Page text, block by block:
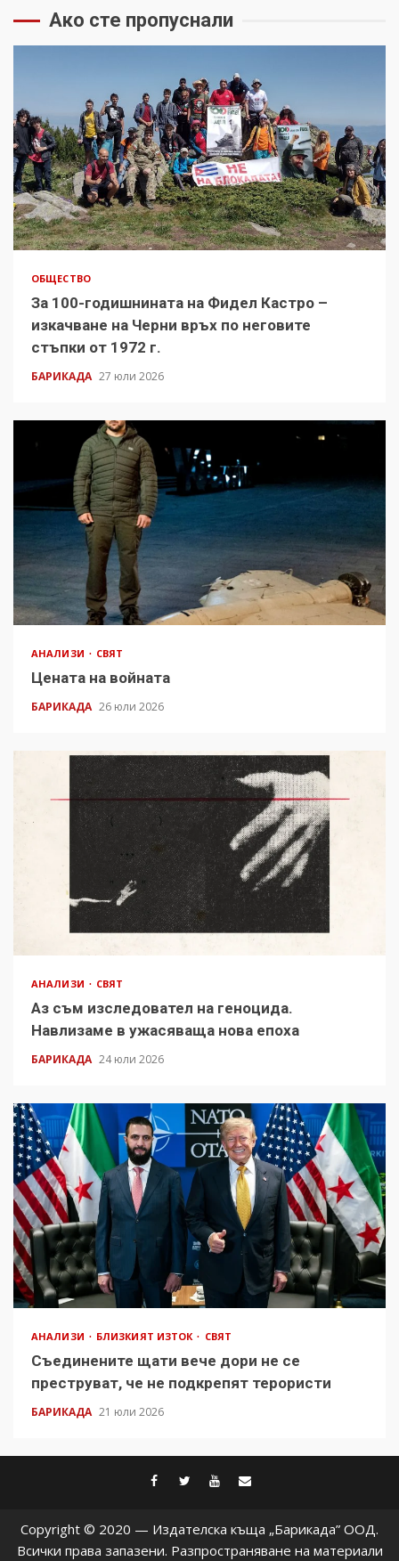
Ако сте пропуснали
ОБЩЕСТВО
За 100-годишнината на Фидел Кастро –
изкачване на Черни връх по неговите
стъпки от 1972 г.
БАРИКАДА 27 юли 2026
АНАЛИЗИ СВЯТ
Цената на войната
БАРИКАДА 26 юли 2026
АНАЛИЗИ СВЯТ
Аз съм изследовател на геноцида.
Навлизаме в ужасяваща нова епоха
БАРИКАДА 24 юли 2026
АНАЛИЗИ БЛИЗКИЯТ ИЗТОК СВЯТ
Съединените щати вече дори не се
преструват, че не подкрепят терористи
БАРИКАДА 21 юли 2026
facebook
twitter
youtube
Copyright © 2020 — Издателска къща „Барикада” ООД.
Всички права запазени. Разпространяване на материали